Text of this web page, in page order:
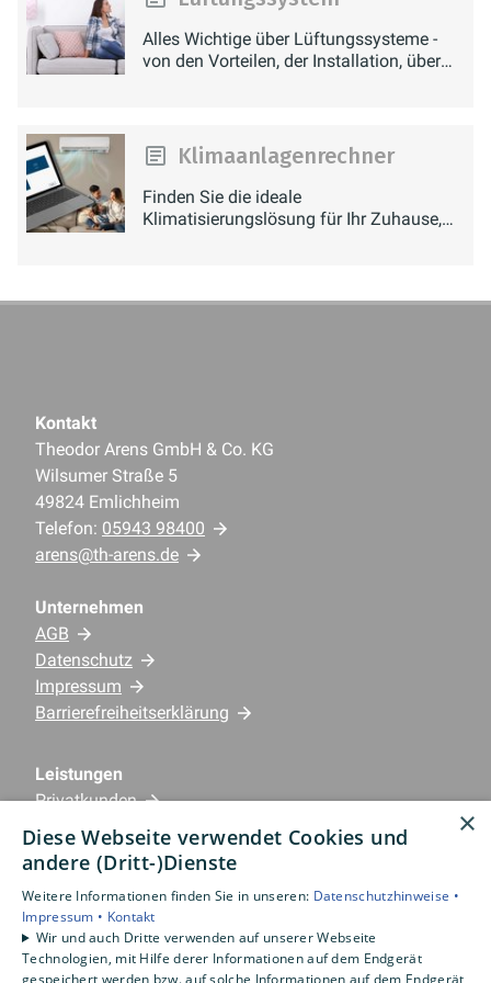
installierte Luftreiniger die
Konzentration der Aerosole in
Innenräumen deutlich absenken und
minimieren.
Alles Wichtige über Lüftungssysteme -
von den Vorteilen, der Installation, über
Klimaanlagenrechner
Finden Sie die ideale
Klimatisierungslösung für Ihr Zuhause,
Kontakt
Theodor Arens GmbH & Co. KG
Wilsumer Straße 5
49824 Emlichheim
Telefon: 05943 98400
arens@th-arens.de
Unternehmen
AGB
Datenschutz
Impressum
Barrierefreiheitserklärung
Leistungen
Privatkunden
Gewerbekunden
Karriere
Unternehmen
Standorte
Emlichheim
×
Diese Webseite verwendet Cookies und
andere (Dritt-)Dienste
Weitere Informationen finden Sie in unseren: Datenschutzhinweise •
Impressum • Kontakt
Wir und auch Dritte verwenden auf unserer Webseite
Technologien, mit Hilfe derer Informationen auf dem Endgerät
gespeichert werden bzw. auf solche Informationen auf dem Endgerät